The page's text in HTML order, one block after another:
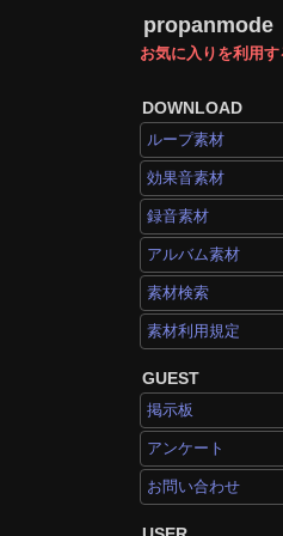
propanmode
お気に入りを利用
DOWNLOAD
ループ素材
効果音素材
録音素材
アルバム素材
素材検索
素材利用規定
GUEST
掲示板
アンケート
お問い合わせ